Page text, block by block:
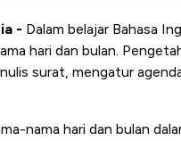
- Dalam belajar Bahasa
hari dan bulan.
surat, mengatur
nama hari dan bulan